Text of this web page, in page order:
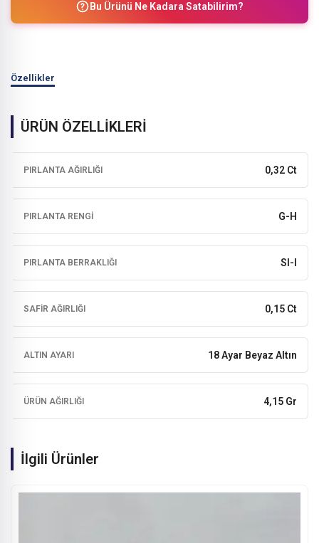
Bu Ürünü Ne Kadara Satabilirim?
Özellikler
ÜRÜN ÖZELLİKLERİ
PIRLANTA AĞIRLIĞI 0,32 Ct
PIRLANTA RENGI G-H
PIRLANTA BERRAKLIĞI SI-I
SAFIR AĞIRLIĞI 0,15 Ct
ALTIN AYARI 18 Ayar Beyaz Altın
ÜRÜN AĞIRLIĞI 4,15 Gr
İlgili Ürünler